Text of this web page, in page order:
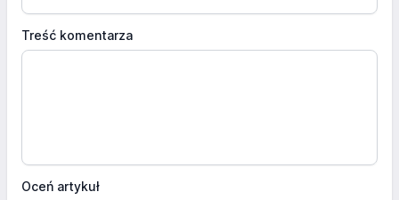
Treść komentarza
Oceń artykuł